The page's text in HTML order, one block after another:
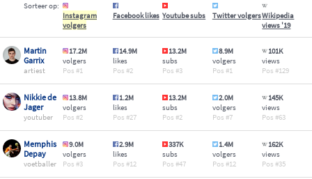
Sorteer op:
Instagram
volgers
Facebook likes Youtube subs Twitter volgersWikipedia
views '19
Martin
Garrix
artiest
17.2M
volgers
1
14.9M
likes
2
13.2M
subs
3
8.9M
volgers
1
101K
views
129
Nikkie de
Jager
youtuber
13.8M
volgers
2
1.2M
likes
27
13.2M
subs
2
2.0M
volgers
7
145K
views
63
Memphis
Depay
voetballer
9.0M
volgers
3
2.9M
likes
12
337K
subs
47
1.4M
volgers
12
162K
views
35